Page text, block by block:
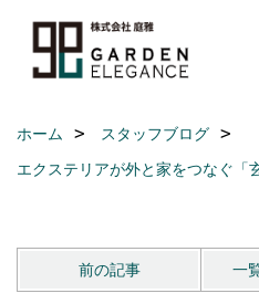
ホーム
スタッフブログ
エクステリアが外と家をつなぐ「
前の記事 一